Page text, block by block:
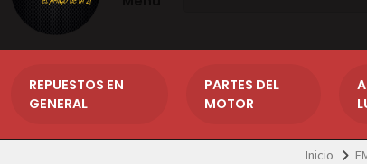
REPUESTOS EN
GENERAL
PARTES DEL
MOTOR
Inicio